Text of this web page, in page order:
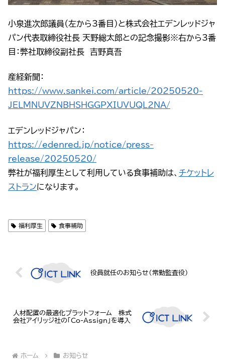
小泉進次郎議員（左から3番目）と株式会社エデンレッドジャ
パン代表取締役社長 天野総太郎との記念撮影※右から3番
目：弊社取締役副社長 吉野真吾
産経新聞：
https://www.sankei.com/article/20250520-
JELMNUVZNBHSHGGPXIUVUQL2NA/
エデンレッドジャパン：
https://edenred.jp/notice/press-
release/20250520/
弊社が福利厚生として利用している食事補助は、 チケットレ
ストランになります。
福利厚生 食事補助
役員就任のお知らせ（常勤監査役）
人材配置の最適化プラットフォーム 株式
会社アイリッジ社の「Co-Assign」を導入
ホーム お知らせ